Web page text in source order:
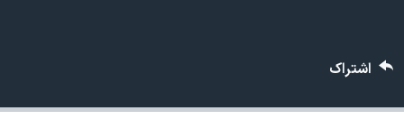
دادگاه حمید نوری
اشتراک